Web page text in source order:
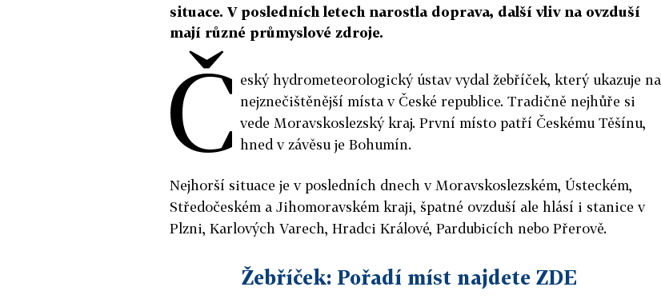
situace. V posledních letech narostla doprava, další vliv na ovzduší
mají různé průmyslové zdroje.
Č eský hydrometeorologický ústav vydal žebříček, který ukazuje na
nejznečištěnější místa v České republice. Tradičně nejhůře si
vede Moravskoslezský kraj. První místo patří Českému Těšínu,
hned v závěsu je Bohumín.
Nejhorší situace je v posledních dnech v Moravskoslezském, Ústeckém,
Středočeském a Jihomoravském kraji, špatné ovzduší ale hlásí i stanice v
Plzni, Karlových Varech, Hradci Králové, Pardubicích nebo Přerově.
Žebříček: Pořadí míst najdete ZDE